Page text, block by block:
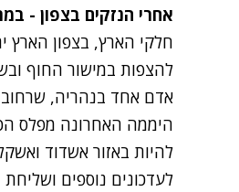
אחרי הנזקים בצפון -
חלקי הארץ, בצפון
להצפות במישור החוף
אדם אחד בנהריה,
היממה האחרונה
להיות באזור אשדוד
לעדכונים נוספים